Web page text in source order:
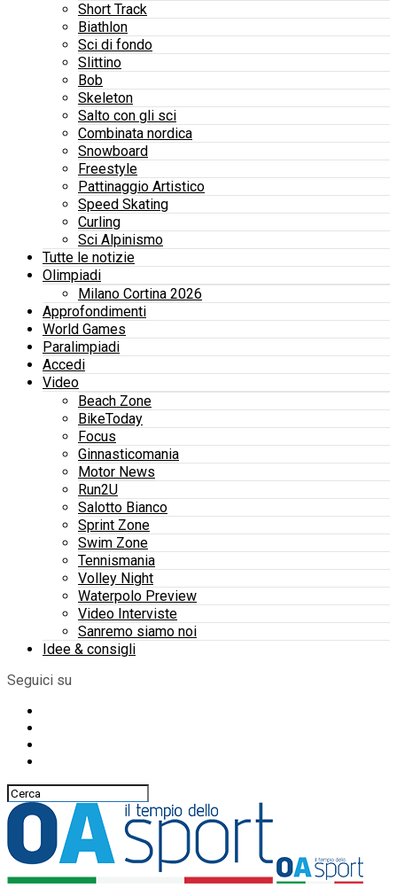
Short Track
Biathlon
Sci di fondo
Slittino
Bob
Skeleton
Salto con gli sci
Combinata nordica
Snowboard
Freestyle
Pattinaggio Artistico
Speed Skating
Curling
Sci Alpinismo
Tutte le notizie
Olimpiadi
Milano Cortina 2026
Approfondimenti
World Games
Paralimpiadi
Accedi
Video
Beach Zone
BikeToday
Focus
Ginnasticomania
Motor News
Run2U
Salotto Bianco
Sprint Zone
Swim Zone
Tennismania
Volley Night
Waterpolo Preview
Video Interviste
Sanremo siamo noi
Idee & consigli
Seguici su